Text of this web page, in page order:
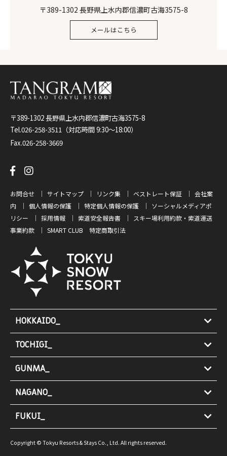
〒389-1302 長野県上水内郡信濃町古海3575-8
メールはこちら
〒389-1302 長野県上水内郡信濃町古海3575-8
Tel.026-258-3511 （対応時間 9:30～18:00）
Fax.026-258-3669
お問合せ サイトマップ リンク集 ベストレート保証
会社案
内
個人情報の保護 特定個人情報の保護
ソーシャルメディアポ
リシー
採用情報 索道安全報告書
スキー場利用約款・索道運送
事業約款
SMART CLUB 特定商取引法
HOKKAIDO_
TOCHIGI_
GUNMA_
NAGANO_
FUKUI_
Copyright © Tokyu Resorts & Stays Co., Ltd. All rights reserved.